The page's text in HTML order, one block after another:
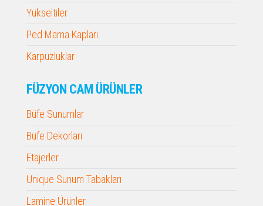
Yükseltiler
Ped Mama Kapları
Karpuzluklar
FÜZYON CAM ÜRÜNLER
Büfe Sunumlar
Büfe Dekorları
Etajerler
Unique Sunum Tabakları
Lamine Ürünler